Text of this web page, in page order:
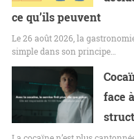
ce qu’ils peuvent
Le 26 août 2026, la
simple dans son principe…
face